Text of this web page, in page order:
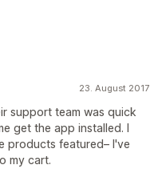
23. August 2017
support team was quick
get the app installed. I
products featured– I've
my cart.